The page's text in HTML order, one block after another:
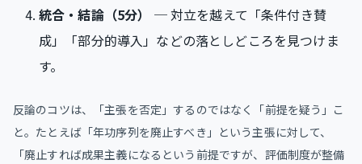
統合・結論（5分）
─ 対立を越えて「条件付き賛
成」「部分的導入」などの落としどころを見つけま
す。
反論のコツは、「主張を否定」するのではなく「前提を疑う」こ
と。たとえば「年功序列を廃止すべき」という主張に対して、
「廃止すれば成果主義になるという前提ですが、評価制度が整備